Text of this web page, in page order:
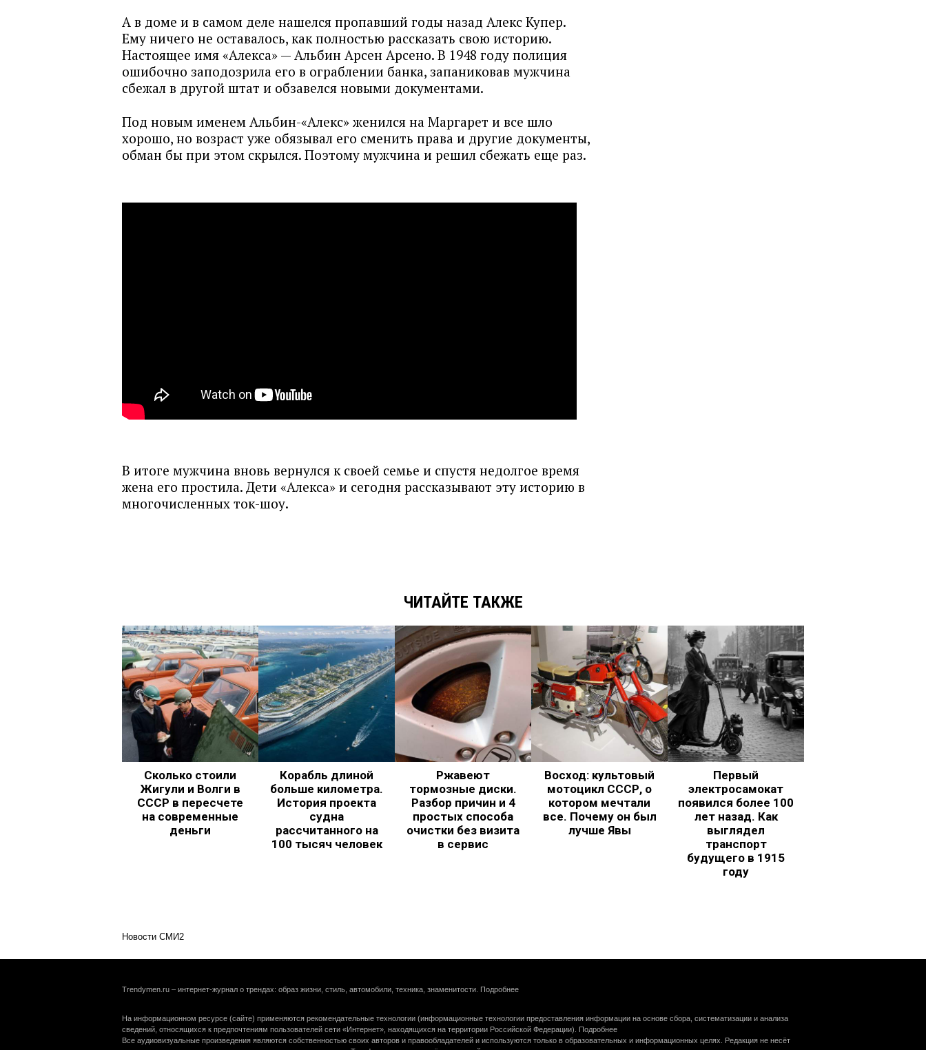
А в доме и в самом деле нашелся пропавший годы назад Алекс Купер.
Ему ничего не оставалось, как полностью рассказать свою историю.
Настоящее имя «Алекса» — Альбин Арсен Арсено. В 1948 году полиция
ошибочно заподозрила его в ограблении банка, запаниковав мужчина
сбежал в другой штат и обзавелся новыми документами.
Под новым именем Альбин-«Алекс» женился на Маргарет и все шло
хорошо, но возраст уже обязывал его сменить права и другие документы,
обман бы при этом скрылся. Поэтому мужчина и решил сбежать еще раз.
В итоге мужчина вновь вернулся к своей семье и спустя недолгое время
жена его простила. Дети «Алекса» и сегодня рассказывают эту историю в
многочисленных ток-шоу.
ЧИТАЙТЕ ТАКЖЕ
Сколько стоили
Жигули и Волги в
СССР в пересчете
на современные
деньги
Корабль длиной
больше километра.
История проекта
судна
рассчитанного на
100 тысяч человек
Ржавеют
тормозные диски.
Разбор причин и 4
простых способа
очистки без визита
в сервис
Восход: культовый
мотоцикл СССР, о
котором мечтали
все. Почему он был
лучше Явы
Первый
электросамокат
появился более 100
лет назад. Как
выглядел
транспорт
будущего в 1915
году
Новости СМИ2
Trendymen.ru – интернет-журнал о трендах: образ жизни, стиль, автомобили, техника, знаменитости. Подробнее
На информационном ресурсе (сайте) применяются рекомендательные технологии (информационные технологии предоставления информации на основе сбора, систематизации и анализа
сведений, относящихся к предпочтениям пользователей сети «Интернет», находящихся на территории Российской Федерации). Подробнее
Все аудиовизуальные произведения являются собственностью своих авторов и правообладателей и используются только в образовательных и информационных целях. Редакция не несёт